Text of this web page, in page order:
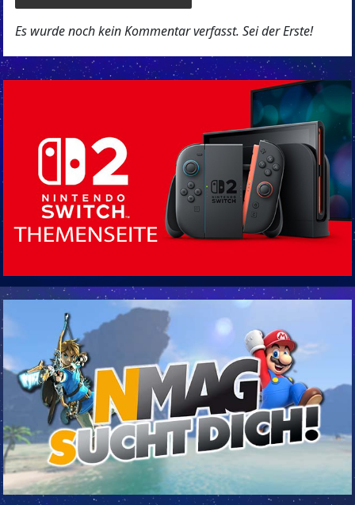
Es wurde noch kein Kommentar verfasst. Sei der Erste!